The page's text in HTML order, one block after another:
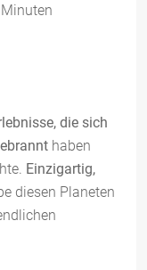
die sich
haben
Einzigartig,
diesen Planeten